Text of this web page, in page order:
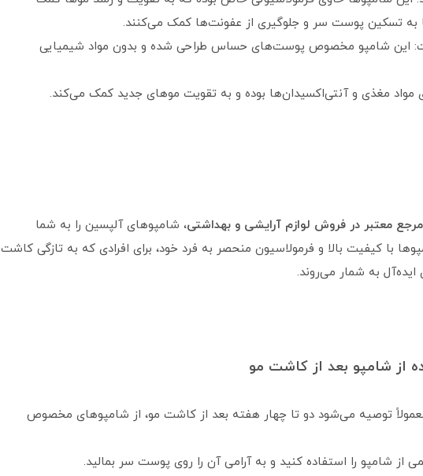
به تسکین پوست سر و جلوگیری از عفونت‌ها کمک می‌کنند.
این شامپو مخصوص پوست‌های حساس طراحی شده و بدون مواد شیمیایی
مواد مغذی و آنتی‌اکسیدان‌ها بوده و به تقویت موهای جدید کمک می‌کند.
معتبر در فروش لوازم آرایشی و بهداشتی، شامپوهای آلپسین را به شما
با کیفیت بالا و فرمولاسیون منحصر به فرد خود، برای افرادی که به تازگی کاشت
ایده‌آل به شمار می‌روند.
از شامپو بعد از کاشت مو
توصیه می‌شود دو تا چهار هفته بعد از کاشت مو، از شامپوهای مخصوص
از شامپو را استفاده کنید و به آرامی آن را روی پوست سر بمالید.